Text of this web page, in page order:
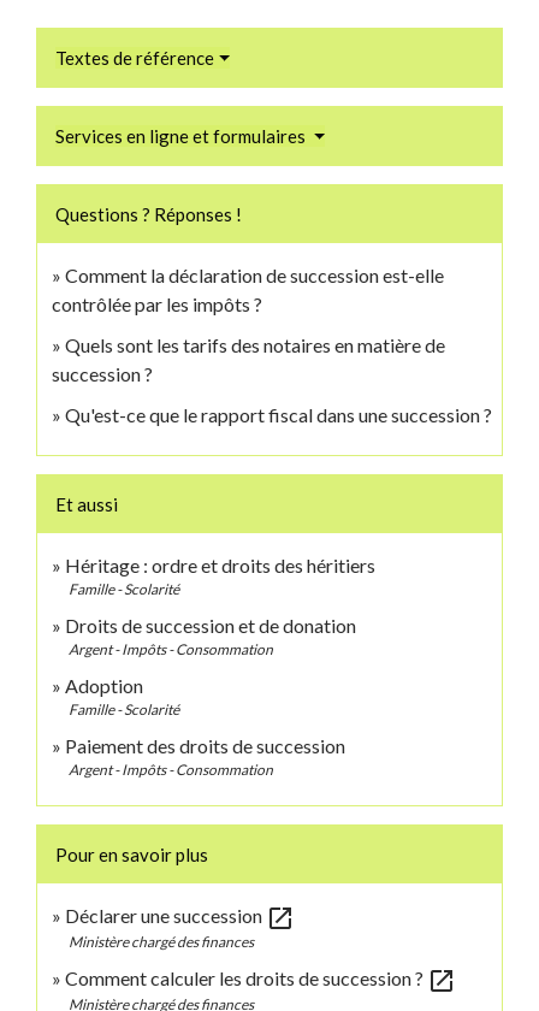
Textes de référence
Services en ligne et formulaires
Questions ? Réponses !
Comment la déclaration de succession est-elle
contrôlée par les impôts ?
Quels sont les tarifs des notaires en matière de
succession ?
Qu'est-ce que le rapport fiscal dans une succession ?
Et aussi
Héritage : ordre et droits des héritiers
Famille - Scolarité
Droits de succession et de donation
Argent - Impôts - Consommation
Adoption
Famille - Scolarité
Paiement des droits de succession
Argent - Impôts - Consommation
Pour en savoir plus
Déclarer une succession open_in_new
Ministère chargé des finances
Comment calculer les droits de succession ? open_in_new
Ministère chargé des finances